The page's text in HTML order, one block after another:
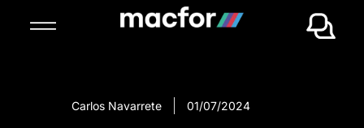
Carlos Navarrete 01/07/2024